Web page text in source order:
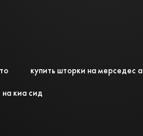
купить шторки на мерседес
на киа сид